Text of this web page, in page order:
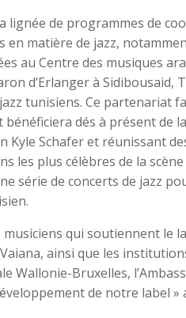
lignée de programmes de
en matière de jazz,
au Centre des musiques
d’Erlanger à
tunisiens. Ce
bénéficiera dés à présent
Kyle Schafer et réunissant
les plus célèbres de la
série de concerts de jazz
qui soutiennent le
ainsi que les
Wallonie-Bruxelles,
de notre label »